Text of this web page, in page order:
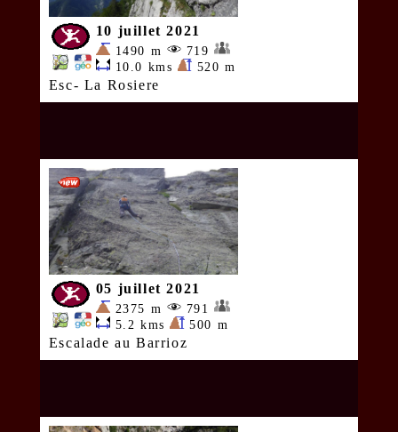
10 juillet 2021
1490 m
719
10.0 kms
520 m
Esc- La Rosiere
05 juillet 2021
2375 m
791
5.2 kms
500 m
Escalade au Barrioz